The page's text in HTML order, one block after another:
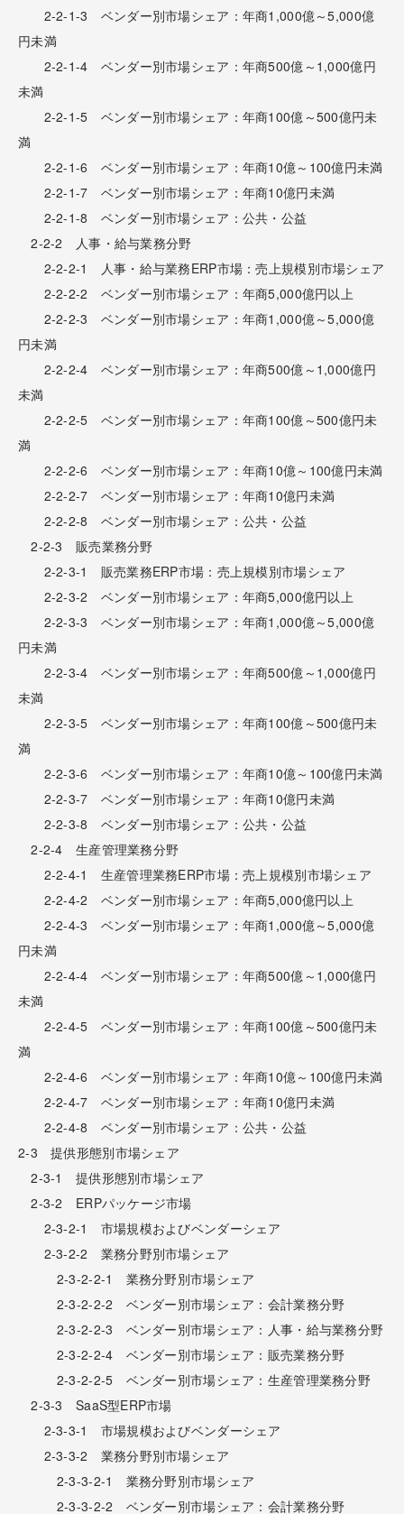
2-2-1-3 ベンダー別市場シェア：年商1,000億～5,000億
円未満
2-2-1-4 ベンダー別市場シェア：年商500億～1,000億円
未満
2-2-1-5 ベンダー別市場シェア：年商100億～500億円未
満
2-2-1-6 ベンダー別市場シェア：年商10億～100億円未満
2-2-1-7 ベンダー別市場シェア：年商10億円未満
2-2-1-8 ベンダー別市場シェア：公共・公益
2-2-2 人事・給与業務分野
2-2-2-1 人事・給与業務ERP市場：売上規模別市場シェア
2-2-2-2 ベンダー別市場シェア：年商5,000億円以上
2-2-2-3 ベンダー別市場シェア：年商1,000億～5,000億
円未満
2-2-2-4 ベンダー別市場シェア：年商500億～1,000億円
未満
2-2-2-5 ベンダー別市場シェア：年商100億～500億円未
満
2-2-2-6 ベンダー別市場シェア：年商10億～100億円未満
2-2-2-7 ベンダー別市場シェア：年商10億円未満
2-2-2-8 ベンダー別市場シェア：公共・公益
2-2-3 販売業務分野
2-2-3-1 販売業務ERP市場：売上規模別市場シェア
2-2-3-2 ベンダー別市場シェア：年商5,000億円以上
2-2-3-3 ベンダー別市場シェア：年商1,000億～5,000億
円未満
2-2-3-4 ベンダー別市場シェア：年商500億～1,000億円
未満
2-2-3-5 ベンダー別市場シェア：年商100億～500億円未
満
2-2-3-6 ベンダー別市場シェア：年商10億～100億円未満
2-2-3-7 ベンダー別市場シェア：年商10億円未満
2-2-3-8 ベンダー別市場シェア：公共・公益
2-2-4 生産管理業務分野
2-2-4-1 生産管理業務ERP市場：売上規模別市場シェア
2-2-4-2 ベンダー別市場シェア：年商5,000億円以上
2-2-4-3 ベンダー別市場シェア：年商1,000億～5,000億
円未満
2-2-4-4 ベンダー別市場シェア：年商500億～1,000億円
未満
2-2-4-5 ベンダー別市場シェア：年商100億～500億円未
満
2-2-4-6 ベンダー別市場シェア：年商10億～100億円未満
2-2-4-7 ベンダー別市場シェア：年商10億円未満
2-2-4-8 ベンダー別市場シェア：公共・公益
2-3 提供形態別市場シェア
2-3-1 提供形態別市場シェア
2-3-2 ERPパッケージ市場
2-3-2-1 市場規模およびベンダーシェア
2-3-2-2 業務分野別市場シェア
2-3-2-2-1 業務分野別市場シェア
2-3-2-2-2 ベンダー別市場シェア：会計業務分野
2-3-2-2-3 ベンダー別市場シェア：人事・給与業務分野
2-3-2-2-4 ベンダー別市場シェア：販売業務分野
2-3-2-2-5 ベンダー別市場シェア：生産管理業務分野
2-3-3 SaaS型ERP市場
2-3-3-1 市場規模およびベンダーシェア
2-3-3-2 業務分野別市場シェア
2-3-3-2-1 業務分野別市場シェア
2-3-3-2-2 ベンダー別市場シェア：会計業務分野